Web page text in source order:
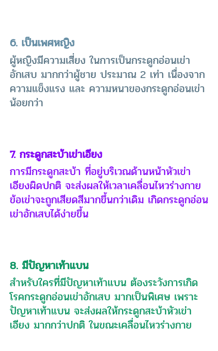
6. เป็นเพศหญิง
ผู้หญิงมีความเสี่ยง ในการเป็นกระดูกอ่อนเข่า
อักเสบ มากกว่าผู้ชาย ประมาณ 2 เท่า เนื่องจาก
ความแข็งแรง และ ความหนาของกระดูกอ่อนเข่า
น้อยกว่า
7. กระดูกสะบ้าเข่าเอียง
การมีกระดูกสะบ้า ที่อยู่บริเวณด้านหน้าหัวเข่า
เอียงผิดปกติ จะส่งผลให้เวลาเคลื่อนไหวร่างกาย
ข้อเข่าจะถูกเสียดสีมากขึ้นกว่าเดิม เกิดกระดูกอ่อน
เข่าอักเสบได้ง่ายขึ้น
8. มีปัญหาเท้าแบน
สำหรับใครที่มีปัญหาเท้าแบน ต้องระวังการเกิด
โรคกระดูกอ่อนเข่าอักเสบ มากเป็นพิเศษ เพราะ
ปัญหาเท้าแบน จะส่งผลให้กระดูกสะบ้าหัวเข่า
เอียง มากกว่าปกติ ในขณะเคลื่อนไหวร่างกาย